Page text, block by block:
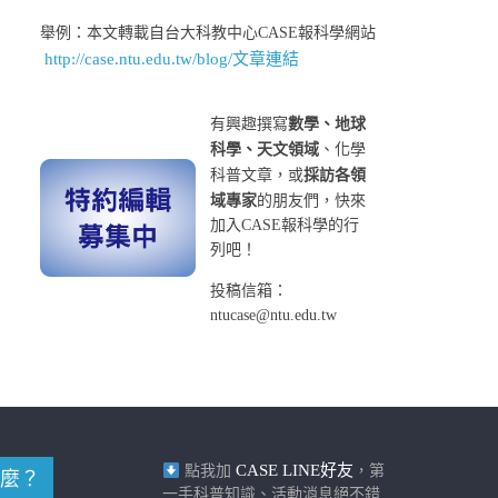
舉例：本文轉載自台大科教中心CASE報科學網站
http://case.ntu.edu.tw/blog/文章連結
有興趣撰寫數學、地球
科學、天文領域 、化學
科普文章，或採訪各領
域專家的朋友們，快來
加入CASE報科學的行
列吧！
投稿信箱：
ntucase@ntu.edu.tw
？ 點我加 CASE LINE好友 ，第
一手科普知識、活動消息絕不錯